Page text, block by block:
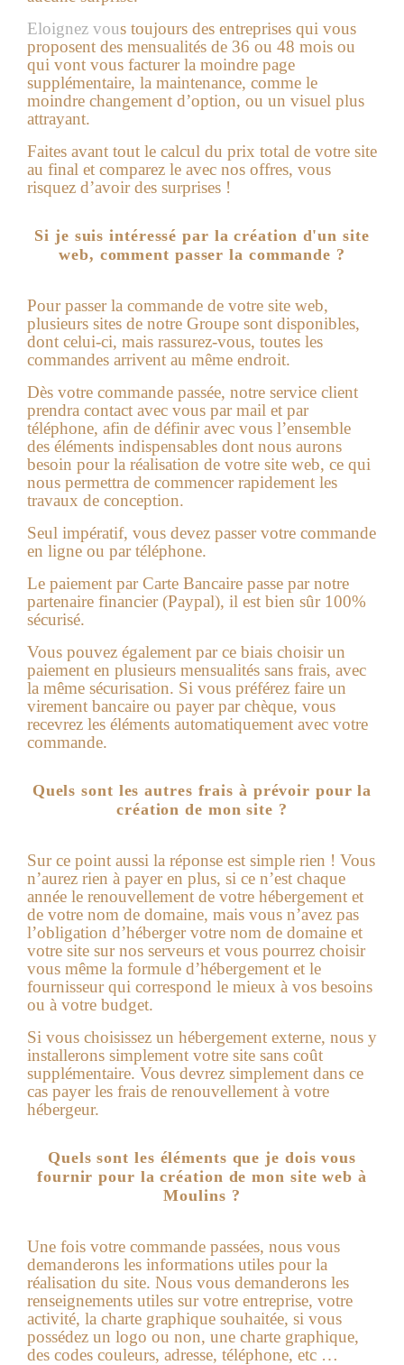
Eloignez vous toujours des entreprises qui vous
proposent des mensualités de 36 ou 48 mois ou
qui vont vous facturer la moindre page
supplémentaire, la maintenance, comme le
moindre changement d’option, ou un visuel plus
attrayant.
Faites avant tout le calcul du prix total de votre site
au final et comparez le avec nos offres, vous
risquez d’avoir des surprises !
Si je suis intéressé par la création d'un site
web, comment passer la commande ?
Pour passer la commande de votre site web,
plusieurs sites de notre Groupe sont disponibles,
dont celui-ci, mais rassurez-vous, toutes les
commandes arrivent au même endroit.
Dès votre commande passée, notre service client
prendra contact avec vous par mail et par
téléphone, afin de définir avec vous l’ensemble
des éléments indispensables dont nous aurons
besoin pour la réalisation de votre site web, ce qui
nous permettra de commencer rapidement les
travaux de conception.
Seul impératif, vous devez passer votre commande
en ligne ou par téléphone.
Le paiement par Carte Bancaire passe par notre
partenaire financier (Paypal), il est bien sûr 100%
sécurisé.
Vous pouvez également par ce biais choisir un
paiement en plusieurs mensualités sans frais, avec
la même sécurisation. Si vous préférez faire un
virement bancaire ou payer par chèque, vous
recevrez les éléments automatiquement avec votre
commande.
Quels sont les autres frais à prévoir pour la
création de mon site ?
Sur ce point aussi la réponse est simple rien ! Vous
n’aurez rien à payer en plus, si ce n’est chaque
année le renouvellement de votre hébergement et
de votre nom de domaine, mais vous n’avez pas
l’obligation d’héberger votre nom de domaine et
votre site sur nos serveurs et vous pourrez choisir
vous même la formule d’hébergement et le
fournisseur qui correspond le mieux à vos besoins
ou à votre budget.
Si vous choisissez un hébergement externe, nous y
installerons simplement votre site sans coût
supplémentaire. Vous devrez simplement dans ce
cas payer les frais de renouvellement à votre
hébergeur.
Quels sont les éléments que je dois vous
fournir pour la création de mon site web à
Moulins ?
Une fois votre commande passées, nous vous
demanderons les informations utiles pour la
réalisation du site. Nous vous demanderons les
renseignements utiles sur votre entreprise, votre
activité, la charte graphique souhaitée, si vous
possédez un logo ou non, une charte graphique,
des codes couleurs, adresse, téléphone, etc …